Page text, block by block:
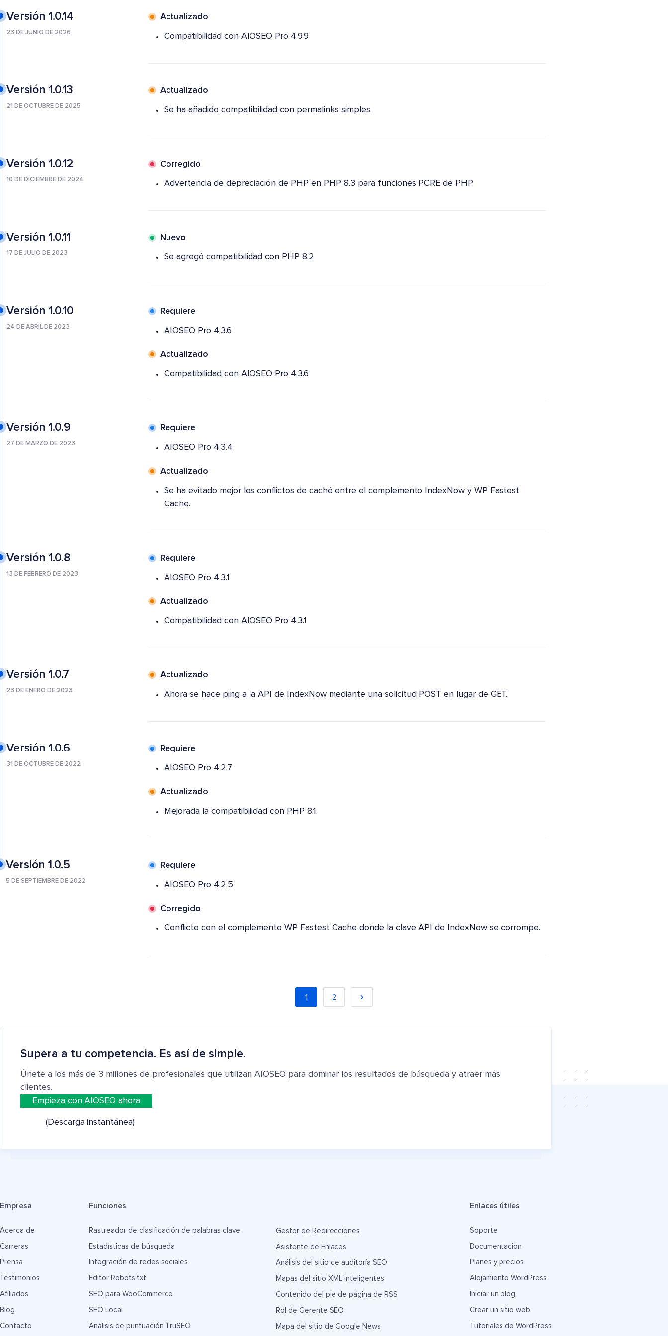
Versión 1.0.14
23 DE JUNIO DE 2026
Actualizado
Compatibilidad con AIOSEO Pro 4.9.9
Versión 1.0.13
21 DE OCTUBRE DE 2025
Actualizado
Se ha añadido compatibilidad con permalinks simples.
Versión 1.0.12
10 DE DICIEMBRE DE 2024
Corregido
Advertencia de depreciación de PHP en PHP 8.3 para funciones PCRE de PHP.
Versión 1.0.11
17 DE JULIO DE 2023
Nuevo
Se agregó compatibilidad con PHP 8.2
Versión 1.0.10
24 DE ABRIL DE 2023
Requiere
AIOSEO Pro 4.3.6
Actualizado
Compatibilidad con AIOSEO Pro 4.3.6
Versión 1.0.9
27 DE MARZO DE 2023
Requiere
AIOSEO Pro 4.3.4
Actualizado
Se ha evitado mejor los conflictos de caché entre el complemento IndexNow y WP Fastest
Cache.
Versión 1.0.8
13 DE FEBRERO DE 2023
Requiere
AIOSEO Pro 4.3.1
Actualizado
Compatibilidad con AIOSEO Pro 4.3.1
Versión 1.0.7
23 DE ENERO DE 2023
Actualizado
Ahora se hace ping a la API de IndexNow mediante una solicitud POST en lugar de GET.
Versión 1.0.6
31 DE OCTUBRE DE 2022
Requiere
AIOSEO Pro 4.2.7
Actualizado
Mejorada la compatibilidad con PHP 8.1.
Versión 1.0.5
5 DE SEPTIEMBRE DE 2022
Requiere
AIOSEO Pro 4.2.5
Corregido
Conflicto con el complemento WP Fastest Cache donde la clave API de IndexNow se corrompe.
1 2
Supera a tu competencia. Es así de simple.
Únete a los más de 3 millones de profesionales que utilizan AIOSEO para dominar los resultados de búsqueda y atraer más
clientes.
Empieza con AIOSEO ahora
(Descarga instantánea)
Empresa
Acerca de
Carreras
Prensa
Testimonios
Afiliados
Blog
Contacto
Funciones
Rastreador de clasificación de palabras clave
Estadísticas de búsqueda
Integración de redes sociales
Editor Robots.txt
SEO para WooCommerce
SEO Local
Análisis de puntuación TruSEO
Gestor de Redirecciones
Asistente de Enlaces
Análisis del sitio de auditoría SEO
Mapas del sitio XML inteligentes
Contenido del pie de página de RSS
Rol de Gerente SEO
Mapa del sitio de Google News
Enlaces útiles
Soporte
Documentación
Planes y precios
Alojamiento WordPress
Iniciar un blog
Crear un sitio web
Tutoriales de WordPress